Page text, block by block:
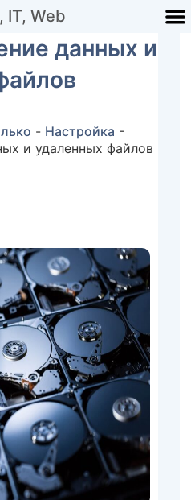
IT, Web
данных и
- Настройка -
и удаленных файлов